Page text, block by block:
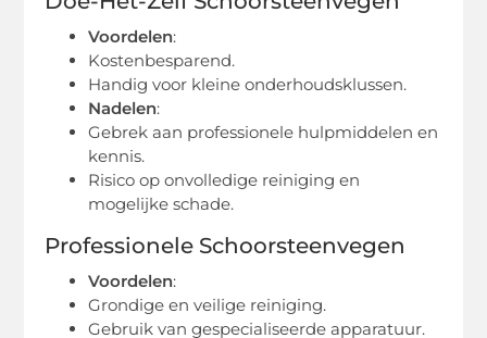
Voordelen:
Kostenbesparend.
Handig voor kleine onderhoudsklussen.
Nadelen:
Gebrek aan professionele hulpmiddelen en
kennis.
Risico op onvolledige reiniging en
mogelijke schade.
Professionele Schoorsteenvegen
Voordelen:
Grondige en veilige reiniging.
Gebruik van gespecialiseerde apparatuur.